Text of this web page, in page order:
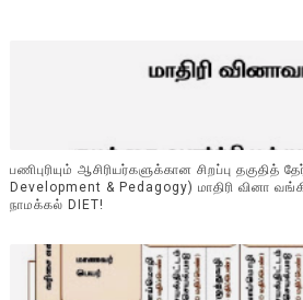
பணிபுரியும் ஆசிரியர்களுக்கான சிறப்பு தகுதித்
Development & Pedagogy) மாதிரி வினா
நாமக்கல் DIET!